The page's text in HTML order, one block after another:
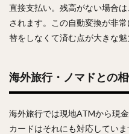
直接支払い。残高がない場合
されます。この自動変換が非
替をしなくて済む点が大きな魅
海外旅行・ノマドとの
海外旅行では現地ATMから現
カードはそれにも対応してい